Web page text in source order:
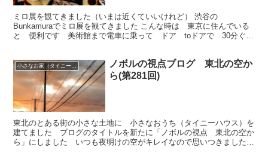
ミロ展を観てきました（いまは近くていいけれど） 渋谷の
Bunkamuraでミロ展を観てきました こんな時は 東京に住んでいる
と 便利です 美術館まで電車に乗って ドア toドアで 30分ぐら
小さなお家（タイニーハウス）で暮らす
ノボルの視点ブログ 東北の空か
ら(第281回)
東北のとある街の小さな土地に 小さなおうち（タイニーハウス）を
建てました ブログのタイトルを新たに「ノボルの視点 東北の空か
ら」にしました いつも夜明けの空がキレイなので思いつきました